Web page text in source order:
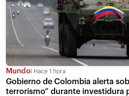
Mundo Hace 1 hora
Gobierno de Colombia alerta
terrorismo” durante investidura